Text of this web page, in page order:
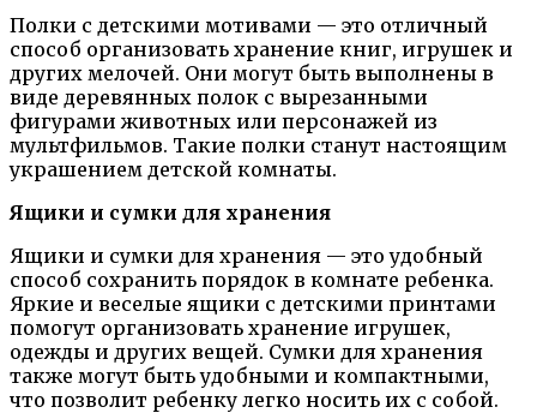
Полки с детскими мотивами — это отличный
способ организовать хранение книг, игрушек и
других мелочей. Они могут быть выполнены в
виде деревянных полок с вырезанными
фигурами животных или персонажей из
мультфильмов. Такие полки станут настоящим
украшением детской комнаты.
Ящики и сумки для хранения
Ящики и сумки для хранения — это удобный
способ сохранить порядок в комнате ребенка.
Яркие и веселые ящики с детскими принтами
помогут организовать хранение игрушек,
одежды и других вещей. Сумки для хранения
также могут быть удобными и компактными,
что позволит ребенку легко носить их с собой.